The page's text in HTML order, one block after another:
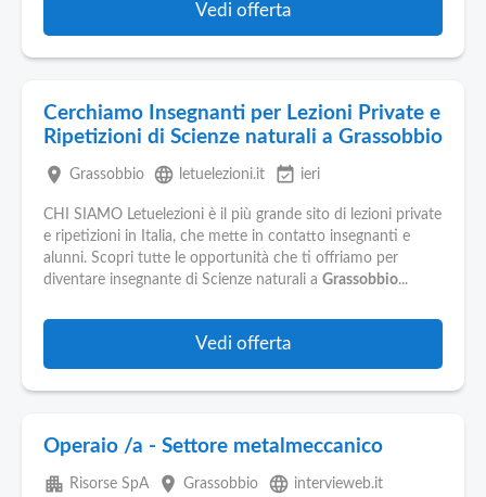
Vedi offerta
Cerchiamo Insegnanti per Lezioni Private e
Ripetizioni di Scienze naturali a Grassobbio
place Grassobbio language letuelezioni.it event_available ieri
CHI SIAMO Letuelezioni è il più grande sito di lezioni private
e ripetizioni in Italia, che mette in contatto insegnanti e
alunni. Scopri tutte le opportunità che ti offriamo per
diventare insegnante di Scienze naturali a Grassobbio...
Vedi offerta
Operaio /a - Settore metalmeccanico
apartment Risorse SpA place Grassobbio language intervieweb.it